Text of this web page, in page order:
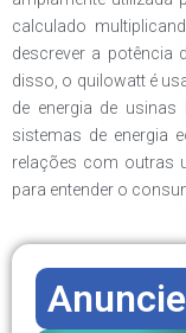
calculado
descrever a potência
disso, o quilowatt é
de energia de usinas
sistemas de energia
relações com outras
para entender o